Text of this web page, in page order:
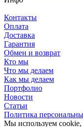
Контакты
Оплата
Доставка
Гарантия
Обмен и возврат
Кто мы
Что мы делаем
Как мы делаем
Портфолио
Новости
Статьи
Политика
Мы используем cookie,